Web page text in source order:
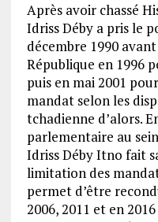
Après avoir chassé
Idriss Déby a pris le
décembre 1990
République en 1996
puis en mai 2001
mandat selon les
tchadienne d’alors.
parlementaire au
Idriss Déby Itno fait
limitation des
permet d’être
2006, 2011 et en